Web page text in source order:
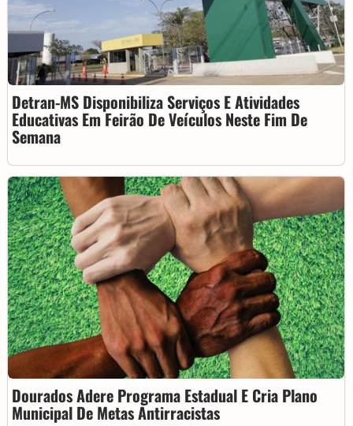
Detran-MS Disponibiliza Serviços E Atividades
Educativas Em Feirão De Veículos Neste Fim De
Semana
Dourados Adere Programa Estadual E Cria Plano
Municipal De Metas Antirracistas